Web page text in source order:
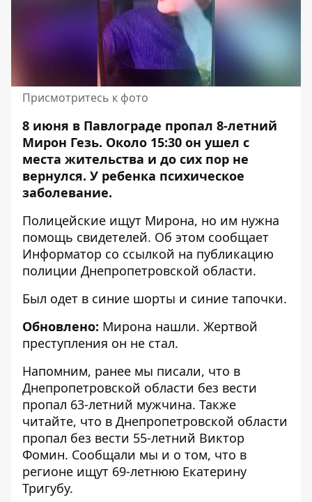
Присмотритесь к фото
8 июня в Павлограде пропал 8-летний
Мирон Гезь. Около 15:30 он ушел с
места жительства и до сих пор не
вернулся. У ребенка психическое
заболевание.
Полицейские ищут Мирона, но им нужна
помощь свидетелей. Об этом сообщает
Информатор со ссылкой на публикацию
полиции Днепропетровской области.
Был одет в синие шорты и синие тапочки.
Обновлено: Мирона нашли. Жертвой
преступления он не стал.
Напомним, ранее мы писали, что в
Днепропетровской области без вести
пропал 63-летний мужчина. Также
читайте, что в Днепропетровской области
пропал без вести 55-летний Виктор
Фомин. Сообщали мы и о том, что в
регионе ищут 69-летнюю Екатерину
Тригубу.